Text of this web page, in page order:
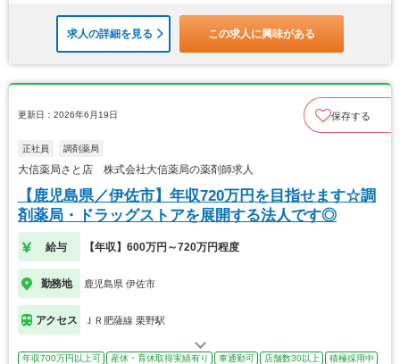
求人の詳細を見る この求人に興味がある
更新日：2026年6月19日 保存する
正社員 調剤薬局
大信薬局さと店 株式会社大信薬局の薬剤師求人
【鹿児島県／伊佐市】年収720万円を目指せます☆調
剤薬局・ドラッグストアを展開する法人です◎
給与 【年収】600万円～720万円程度
勤務地 鹿児島県 伊佐市
アクセス ＪＲ肥薩線 栗野駅
年収700万円以上可 産休・育休取得実績有り 車通勤可 店舗数30以上 積極採用中